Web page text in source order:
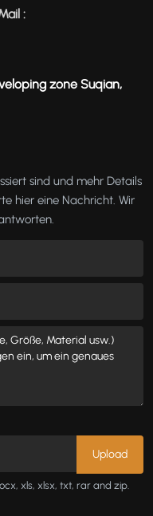
:
zone Suqian,
sind und mehr Details
hier eine Nachricht. Wir
xls, xlsx, txt, rar and zip.